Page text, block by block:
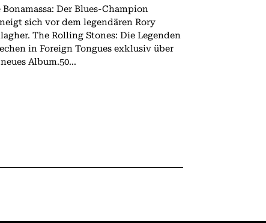
Bonamassa: Der Blues-Champion
sich vor dem legendären Rory
Stones: Die Legenden
in Foreign Tongues exklusiv über
Album.50...